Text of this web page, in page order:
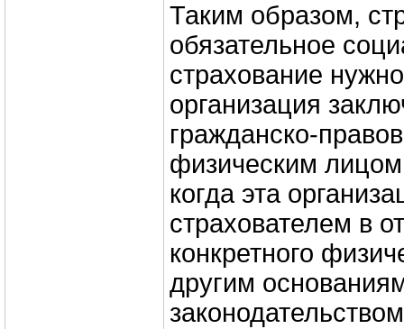
Таким образом,
обязательное
страхование
организация
гражданско-
физическим
когда эта
страхователем в
конкретного
другим